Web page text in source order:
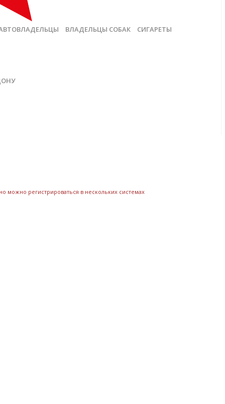
ВЛАДЕЛЬЦЫ СОБАК СИГАРЕТЫ
можно регистрироваться в нескольких системах